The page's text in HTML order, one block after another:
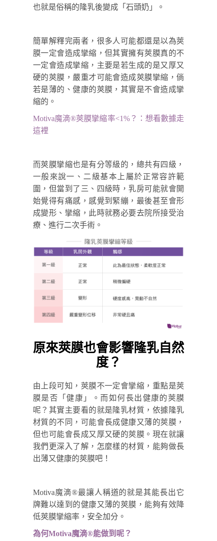
也就是俗稱的隆乳後變成「石頭奶」。
簡單解釋完兩者，很多人可能都還是以為莢
膜一定會造成攣縮，但其實擁有莢膜真的不
一定會造成攣縮，主要是若生成的是又厚又
硬的莢膜，嚴重才可能會造成莢膜攣縮，倘
若是薄的、健康的莢膜，其實是不會造成攣
縮的。
Motiva魔滴®莢膜攣縮率<1%？：想看數據走
這裡
而莢膜攣縮也是有分等級的，總共有四級，
一般來說一、二級基本上屬於正常容許範
圍，但當到了三、四級時，乳房可能就會開
始覺得有痛感，感覺到緊繃，最後甚至會形
成變形、攣縮，此時就務必要去院所接受治
療、進行二次手術。
原來莢膜也會影響隆乳自然
度？
由上段可知，莢膜不一定會攣縮，重點是莢
膜是否「健康」。而如何長出健康的莢膜
呢？其實主要看的就是隆乳材質，依據隆乳
材質的不同，可能會長成健康又薄的莢膜，
但也可能會長成又厚又硬的莢膜。現在就讓
我們更深入了解，怎麼樣的材質，能夠做長
出薄又健康的莢膜吧！
Motiva魔滴®最讓人稱道的就是其能長出它
牌難以達到的健康又薄的莢膜，能夠有效降
低莢膜攣縮率，安全加分。
為何Motiva魔滴®能做到呢？